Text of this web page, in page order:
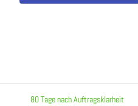
vor.80 Tage nach Auftragsklarheit